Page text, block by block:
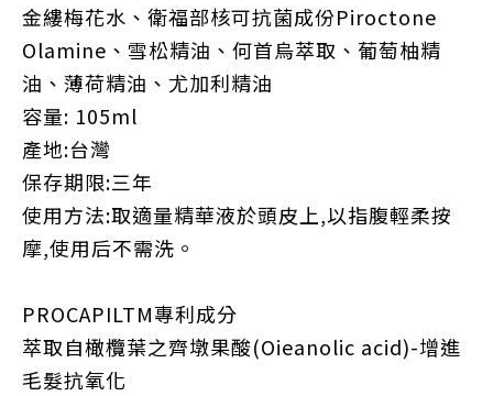
金縷梅花水、衛福部核可抗菌成份Piroctone
Olamine、雪松精油、何首烏萃取、葡萄柚精
油、薄荷精油、尤加利精油
容量: 105ml
產地:台灣
保存期限:三年
使用方法:取適量精華液於頭皮上,以指腹輕柔按
摩,使用后不需洗。
PROCAPILTM專利成分
萃取自橄欖葉之齊墩果酸(Oieanolic acid)-增進
毛髮抗氧化